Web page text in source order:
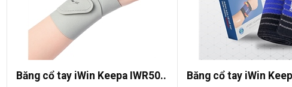
Băng cổ tay iWin Keepa IWR50.. Băng cổ tay iWin